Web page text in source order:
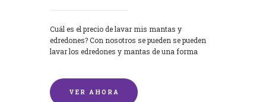
Cuál es el precio de lavar mis mantas y
edredones? Con nosotros se pueden se pueden
lavar los edredones y mantas de una forma
VER AHORA